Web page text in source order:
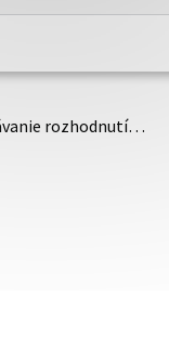
stránka
sídla.
rozhodnutí…